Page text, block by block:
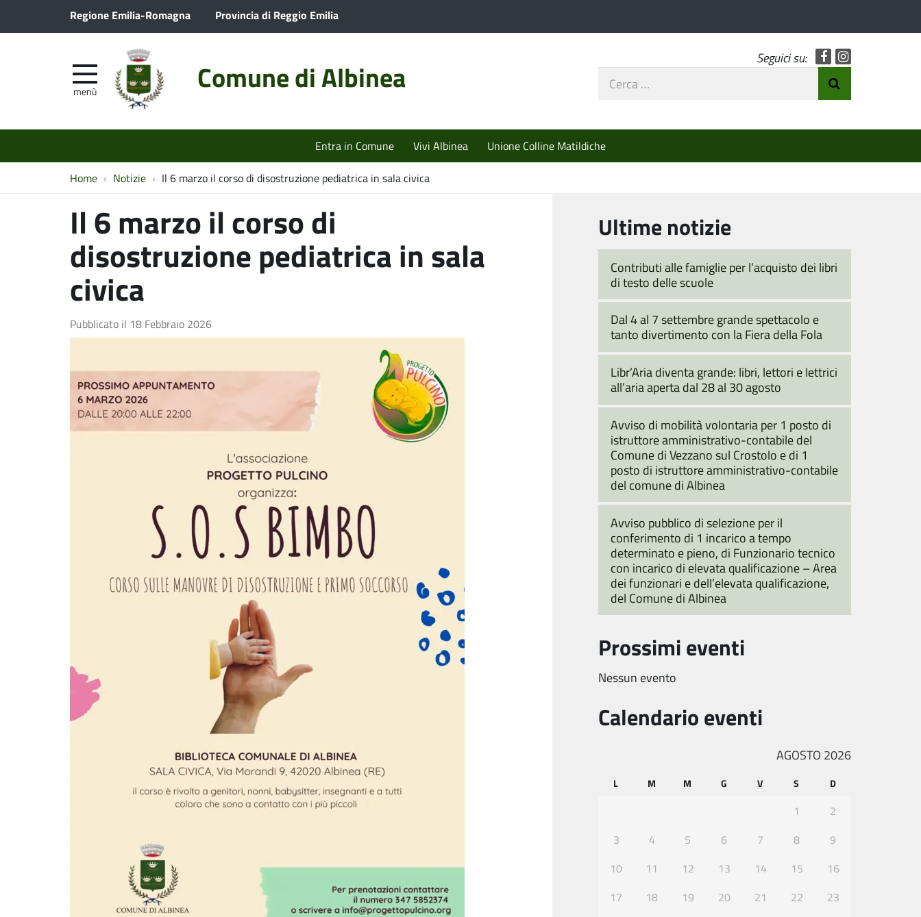
Regione Emilia-Romagna Provincia di Reggio Emilia
Comune di Albinea
menù
Seguici su: Facebook
Cerca
Entra in Comune Vivi Albinea Unione Colline Matildiche
Home Notizie Il 6 marzo il corso di disostruzione pediatrica in sala civica
Il 6 marzo il corso di
disostruzione pediatrica in sala
civica
Pubblicato il 18 Febbraio 2026
Ultime notizie
Contributi alle famiglie per l’acquisto dei libri
di testo delle scuole
Dal 4 al 7 settembre grande spettacolo e
tanto divertimento con la Fiera della Fola
Libr’Aria diventa grande: libri, lettori e lettrici
all’aria aperta dal 28 al 30 agosto
Avviso di mobilità volontaria per 1 posto di
istruttore amministrativo-contabile del
Comune di Vezzano sul Crostolo e di 1
posto di istruttore amministrativo-contabile
del comune di Albinea
Avviso pubblico di selezione per il
conferimento di 1 incarico a tempo
determinato e pieno, di Funzionario tecnico
con incarico di elevata qualificazione – Area
dei funzionari e dell’elevata qualificazione,
del Comune di Albinea
Prossimi eventi
Nessun evento
Calendario eventi
AGOSTO 2026
L M M G V S D
1
2
3
4 5 6 7 8
9
10
11 12 13 14 15
16
17
18 19 20 21 22
23